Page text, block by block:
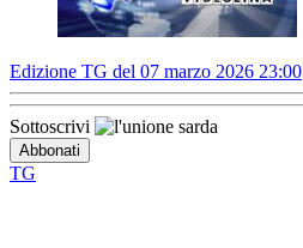
Edizione TG del 07 marzo 2026 23:00
Sottoscrivi
TG